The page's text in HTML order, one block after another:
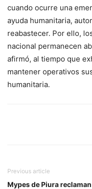
cuando ocurre una
ayuda humanitaria,
reabastecer. Por ello,
nacional permanecen
afirmó, al tiempo que
mantener operativos
humanitaria.
Previous article
Mypes de Piura reclaman